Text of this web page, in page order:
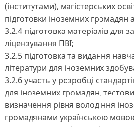
(інститутами), магістерських
підготовки іноземних громадян
3.2.4 підготовка матеріалів для
ліцензування ПВІ;
3.2.5 підготовка та видання
літератури для іноземних
3.2.6 участь у розробці
для іноземних громадян,
визначення рівня володіння
громадянами українською